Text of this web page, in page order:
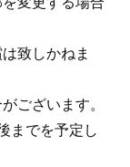
致しかねま
ございます。
までを予定し